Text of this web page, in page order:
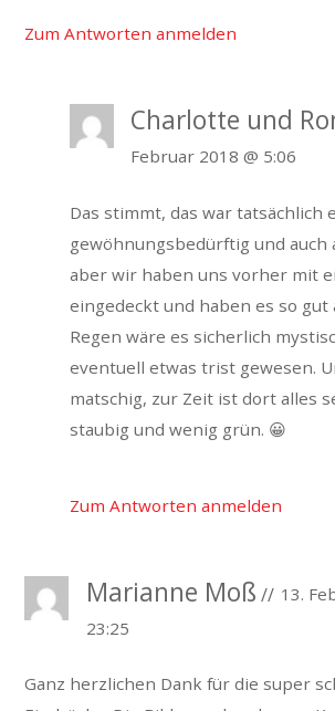
Zum Antworten anmelden
Charlotte und
Februar 2018 @ 5:06
Das stimmt, das war tatsächlich
gewöhnungsbedürftig und auch
aber wir haben uns vorher mit
eingedeckt und haben es so gut
Regen wäre es sicherlich
eventuell etwas trist gewesen.
matschig, zur Zeit ist dort alles
staubig und wenig grün. 😀
Zum Antworten anmelden
Marianne Moß
13.
23:25
Ganz herzlichen Dank für die super